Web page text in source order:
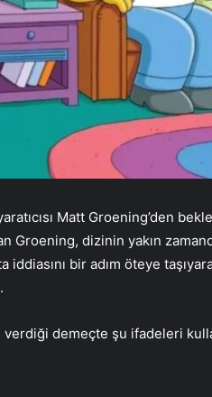
Matt Groening’den
Groening, dizinin yakın
iddiasını bir adım öteye
verdiği demeçte şu ifadeleri